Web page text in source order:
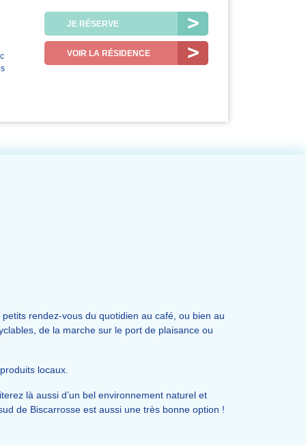
JE RÉSERVE
VOIR LA RÉSIDENCE
rendez-vous du quotidien au café, ou bien au
de la marche sur le port de plaisance ou
locaux.
là aussi d’un bel environnement naturel et
de Biscarrosse est aussi une très bonne option !